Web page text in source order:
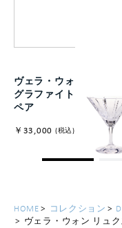
ヴェラ・ウォン リュクス
グラファイト マティーニ
ペア
￥33,000 (税込)
HOME コレクション
ヴェラ・ウォン リュ